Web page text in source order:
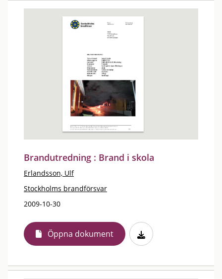
Brandutredning : Brand i skola
Erlandsson, Ulf
Stockholms brandförsvar
2009-10-30
Öppna dokument